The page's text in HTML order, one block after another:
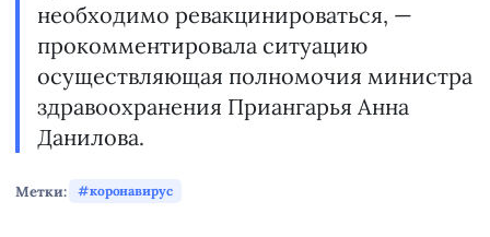
необходимо ревакцинироваться, —
прокомментировала ситуацию
осуществляющая полномочия министра
здравоохранения Приангарья Анна
Данилова.
Метки: коронавирус